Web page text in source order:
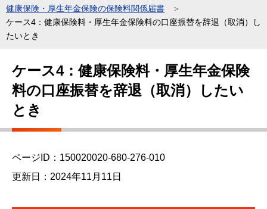
先
頭
で
健康保険・厚生年金保険の保険料関係届書
ケース4：健康保険料・厚生年金保険料の口座振替を辞退（取消）し
たいとき
ケース4：健康保険料・厚生年金保険
料の口座振替を辞退（取消）したい
とき
ページID：150020020-680-276-010
更新日：2024年11月11日